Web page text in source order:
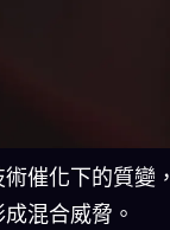
催化下的質變
混合威脅。